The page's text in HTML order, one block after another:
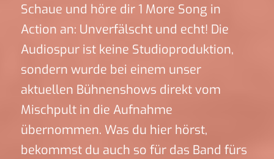
Schaue und höre dir 1 More Song in
Action an: Unverfälscht und echt! Die
Audiospur ist keine Studioproduktion,
sondern wurde bei einem unser
aktuellen Bühnenshows direkt vom
Mischpult in die Aufnahme
übernommen. Was du hier hörst,
bekommst du auch so für das Band fürs